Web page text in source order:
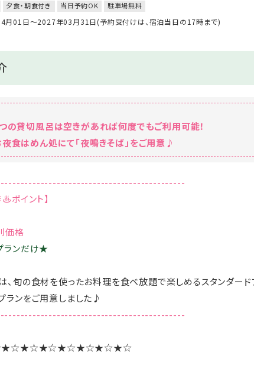
夕食・朝食付き 当日予約OK 駐車場無料
月01日～2027年03月31日(予約受付けは、宿泊当日の17時まで)
つの貸切風呂は空きがあれば何度でもご利用可能！
夜食はめん処にて「夜鳴きそば」をご用意♪
ポイント】
価格
ランだけ★
、旬の食材を使ったお料理を食べ放題で楽しめるスタンダー
ランをご用意しました♪